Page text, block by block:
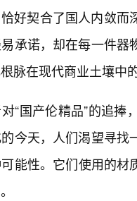
好契合了国人内敛而
承诺，却在每一件
脉在现代商业土壤中
“国产伦精品”的追
今天，人们渴望寻
能性。它们使用的